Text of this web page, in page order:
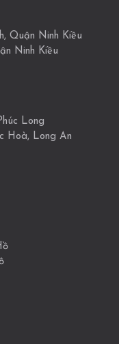
Quận Ninh Kiều
Ninh Kiều
Long
Hoà, Long An